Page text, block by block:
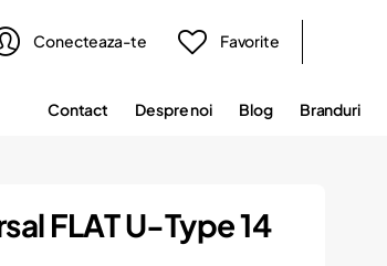
Conecteaza-te Favorite
Contact Despre noi Blog Branduri
FLAT U-Type 14